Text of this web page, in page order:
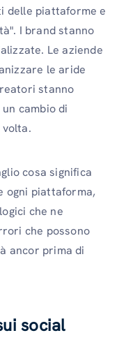
delle piattaforme e
I brand stanno
Le aziende
le aride
stanno
cambio di
cosa significa
ogni piattaforma,
che ne
che possono
ancor prima di
social